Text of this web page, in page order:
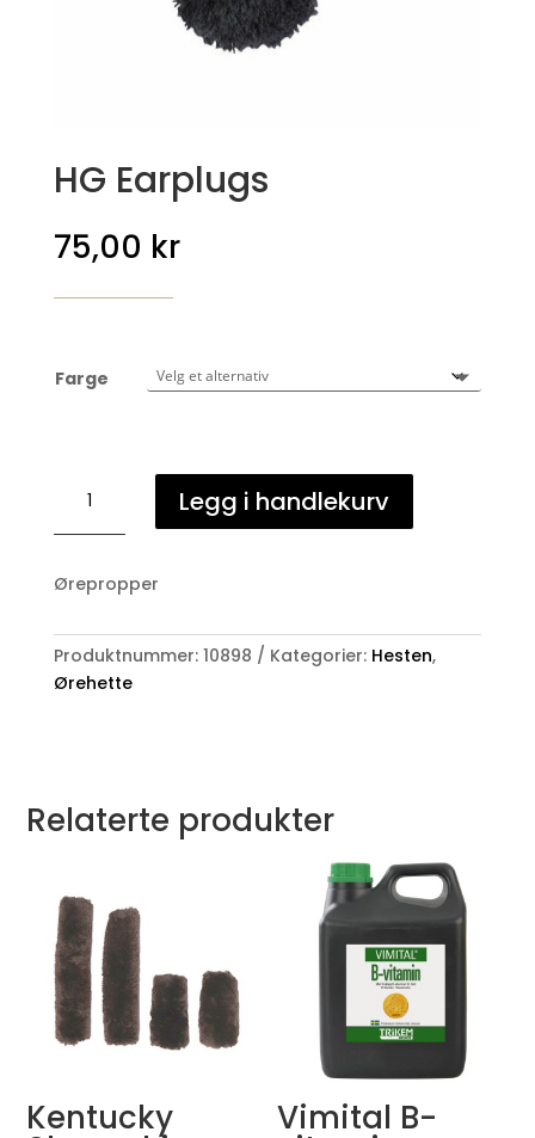
HG Earplugs
75,00 kr
Farge
Earplugs
antall
Legg i handlekurv
Ørepropper
Produktnummer: 10898 Kategorier: Hesten,
Ørehette
Relaterte produkter
Kentucky Vimital B-